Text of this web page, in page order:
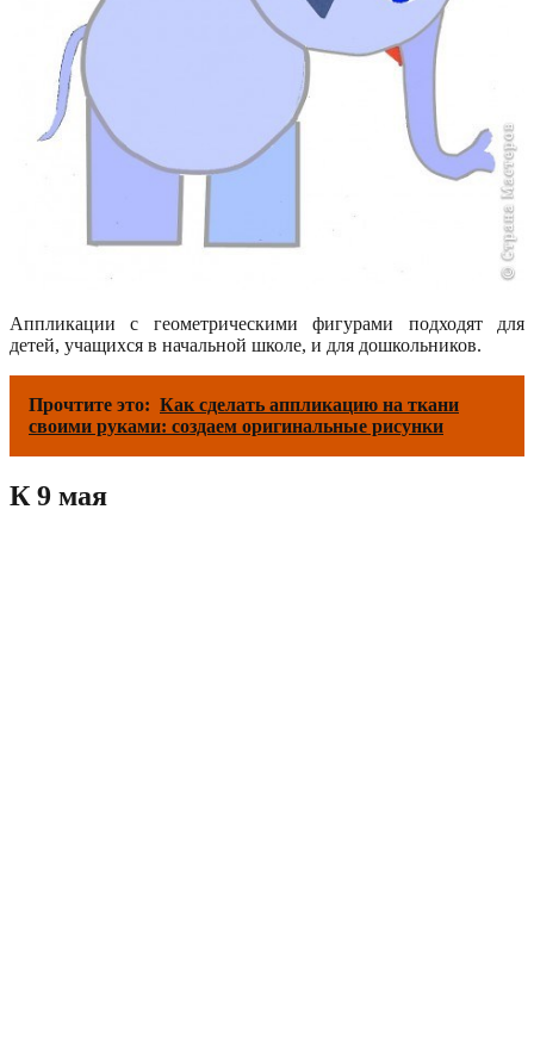
Аппликации с геометрическими фигурами подходят для
детей, учащихся в начальной школе, и для дошкольников.
Прочтите это: Как сделать аппликацию на ткани
своими руками: создаем оригинальные рисунки
К 9 мая